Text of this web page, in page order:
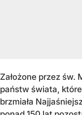
Założone przez św.
państw świata,
brzmiała